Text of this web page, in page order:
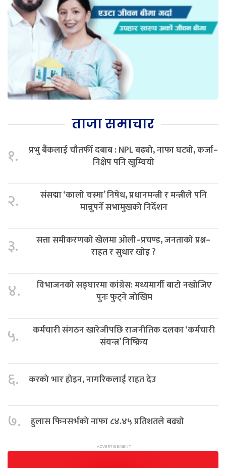
ताजा समाचार
१.
प्रभु बैंकलाई चौतर्फी दबाब : NPL बढ्यो, नाफा घट्यो, कर्जा–
निक्षेप पनि खुम्चियो
२.
संसद्मा ‘कालो चस्मा’ निषेध, प्रधानमन्त्री र मन्त्रीले पनि
मान्नुपर्ने सभामुखको निर्देशन
३.
सत्ता समीकरणको खेलमा ओली–प्रचण्ड, जनताको प्रश्न–
राहत र सुधार खोइ ?
४.
विभाजनको सङ्घारमा कांग्रेस: मध्यमार्गी बाटो नखोजिए
पुनः फुट्ने जोखिम
५.
कर्मचारी संगठन खारेजीपछि राजनीतिक दलका ‘कर्मचारी
संयन्त्र’ निष्क्रिय
६. करको भार होइन, नागरिकलाई राहत देउ
७. हुलास फिनसर्भको नाफा ८४.४५ प्रतिशतले बढ्यो